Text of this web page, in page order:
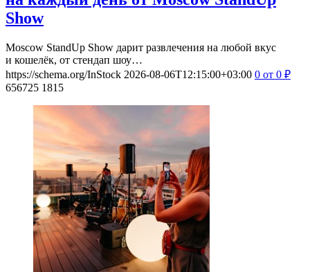
Show
Moscow StandUp Show дарит развлечения на любой вкус
и кошелёк, от стендап шоу…
https://schema.org/InStock 2026-08-06T12:15:00+03:00 0 от 0 ₽
656725 1815